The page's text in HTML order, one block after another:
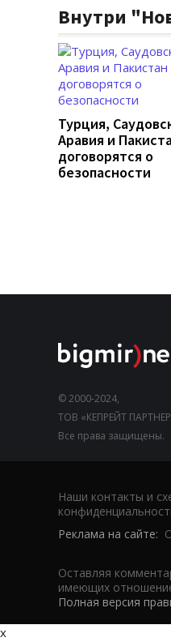
Внутри
Турция,
Аравия и
договорятся о
безопасности
© 2000-2024,
ТОВ «КЕПРЕЙТ
Все права защищены.
Наши контакты и
Реклама на сайте:
Оставляя
имеющих
Полная версия
x